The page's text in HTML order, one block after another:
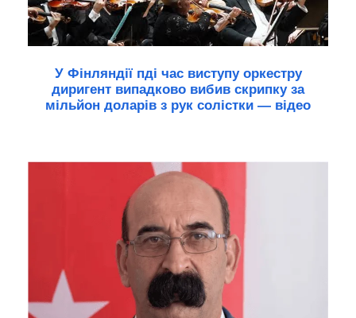
У Фінляндії пді час виступу оркестру
диригент випадково вибив скрипку за
мільйон доларів з рук солістки — відео